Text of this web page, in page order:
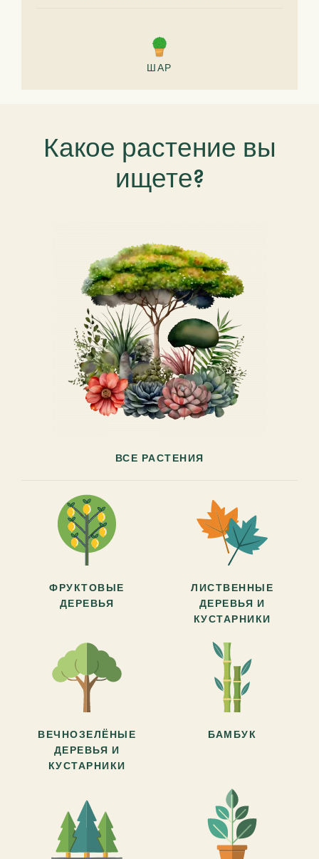
ШАР
Какое растение вы
ищете?
ВСЕ РАСТЕНИЯ
ФРУКТОВЫЕ
ДЕРЕВЬЯ
ЛИСТВЕННЫЕ
ДЕРЕВЬЯ И
КУСТАРНИКИ
ВЕЧНОЗЕЛЁНЫЕ
ДЕРЕВЬЯ И
КУСТАРНИКИ
БАМБУК